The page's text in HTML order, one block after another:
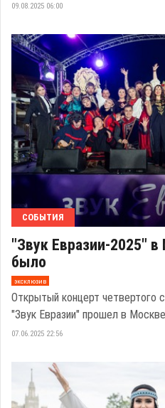
09.08.2025 06:00
СОБЫТИЯ
"Звук Евразии-2025" в
было
эксклюзив
Открытый концерт четвертого
"Звук Евразии" прошел в Москве
07.06.2025 22:56